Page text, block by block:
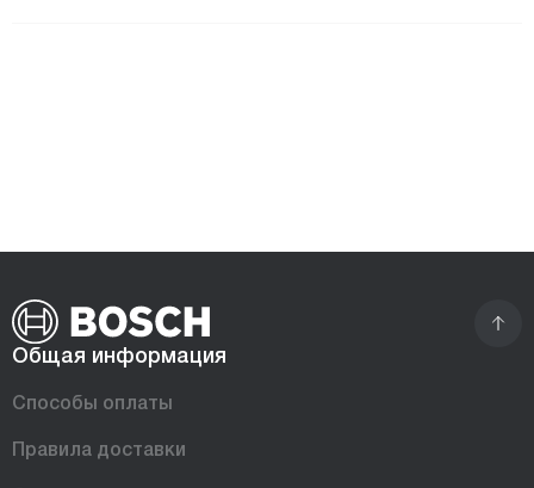
Общая информация
Способы оплаты
Правила доставки